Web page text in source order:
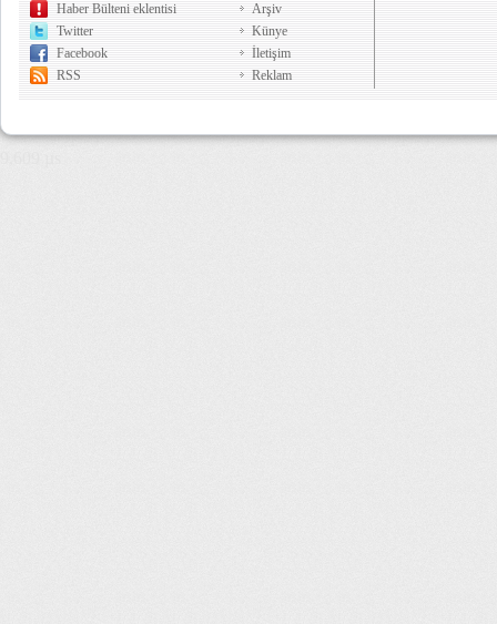
Haber Bülteni eklentisi
Twitter
Facebook
RSS
Arşiv
Künye
İletişim
Reklam